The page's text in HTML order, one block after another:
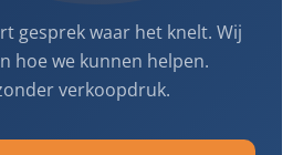
gesprek waar het knelt. Wij
hoe we kunnen helpen.
verkoopdruk.